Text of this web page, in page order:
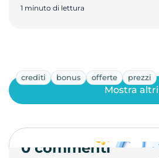
1 minuto di lettura
crediti bonus offerte prezzi
Mostra altri
0 commenti